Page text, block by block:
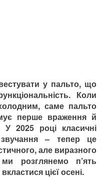
у пальто, що
Коли
саме пальто
перше враження й
2025 році класичні
– тепер це
але виразного
розглянемо п’ять
цієї осені.